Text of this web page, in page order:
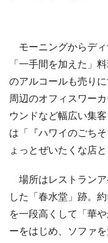
モーニングからデ
「一手間を加えた」
のアルコールも売り
周辺のオフィスワー
ウンドなど幅広い集
は「『ハワイのごち
ょっとぜいたくな店
場所はレストラン
した「春水堂」跡。
を一段高くして「華
ーをはじめ、ソファ